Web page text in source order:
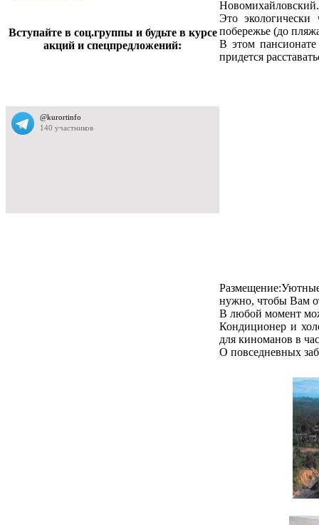
Вступайте в соц.группы и будьте в курсе
акций и спецпредложений:
Новомихайловский.
Это
побережье (до
В этом
придется
Размещение:
нужно, чтобы Вам
В любой момент
Кондиционер и
для киноманов в
О повседневных